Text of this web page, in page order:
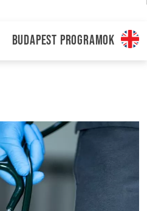
Budapest programok